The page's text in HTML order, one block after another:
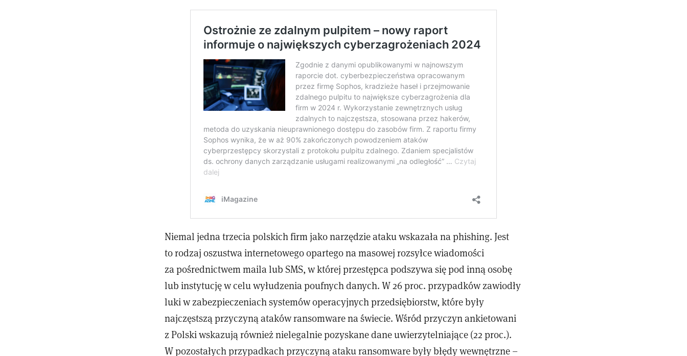
Niemal jedna trzecia polskich firm jako narzędzie ataku wskazała na phishing. Jest
to rodzaj oszustwa internetowego opartego na masowej rozsyłce wiadomości
za pośrednictwem maila lub SMS, w której przestępca podszywa się pod inną osobę
lub instytucję w celu wyłudzenia poufnych danych. W 26 proc. przypadków zawiodły
luki w zabezpieczeniach systemów operacyjnych przedsiębiorstw, które były
najczęstszą przyczyną ataków ransomware na świecie. Wśród przyczyn ankietowani
z Polski wskazują również nielegalnie pozyskane dane uwierzytelniające (22 proc.).
W pozostałych przypadkach przyczyną ataku ransomware były błędy wewnętrzne –